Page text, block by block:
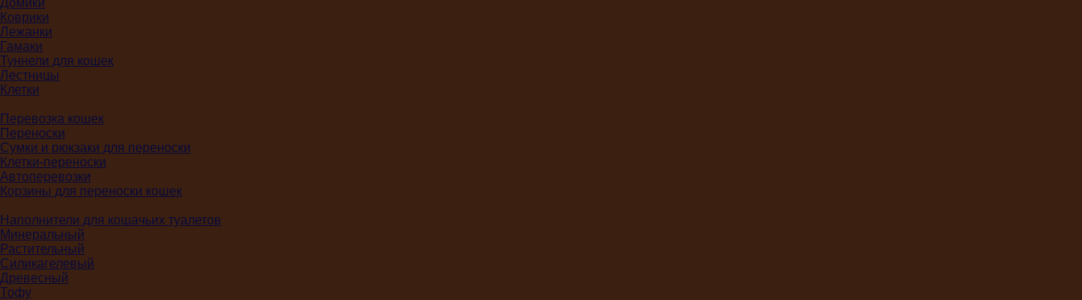
Домики
Коврики
Лежанки
Гамаки
Туннели для кошек
Лестницы
Клетки
Перевозка кошек
Переноски
Сумки и рюкзаки для переноски
Клетки-переноски
Автоперевозки
Корзины для переноски кошек
Наполнители для кошачьих туалетов
Минеральный
Растительный
Силикагелевый
Древесный
Тофу